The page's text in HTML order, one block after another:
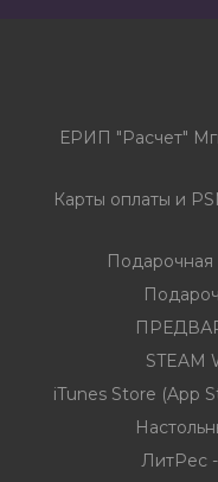
ЕРИП "Расчет"
Карты оплаты и
Подарочная
STEAM
iTunes Store (App
ЛитРес